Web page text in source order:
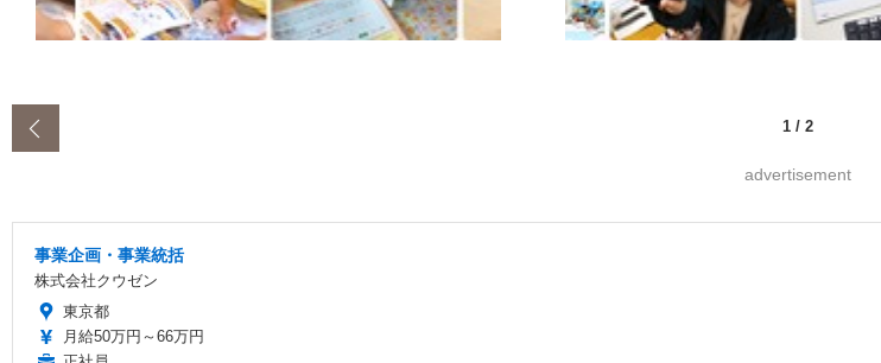
1 / 2
advertisement
事業企画・事業統括
株式会社クウゼン
東京都
月給50万円～66万円